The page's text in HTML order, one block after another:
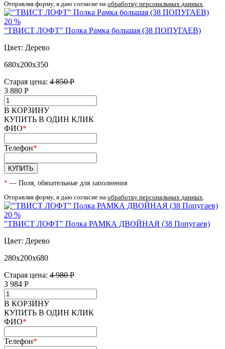
Отправляя форму, я даю согласие на обработку персональных данных.
20 %
"ТВИСТ ЛОФТ" Полка Рамка большая (38 ПОПУГАЕВ)
Цвет: Дерево
680х200х350
Старая цена: 4 850 Р
3 880 Р
В КОРЗИНУ
КУПИТЬ В ОДИН КЛИК
ФИО*
Телефон*
КУПИТЬ
* — Поля, обязательные для заполнения
Отправляя форму, я даю согласие на обработку персональных данных.
20 %
"ТВИСТ ЛОФТ" Полка РАМКА ДВОЙНАЯ (38 Попугаев)
Цвет: Дерево
280х200х680
Старая цена: 4 980 Р
3 984 Р
В КОРЗИНУ
КУПИТЬ В ОДИН КЛИК
ФИО*
Телефон*